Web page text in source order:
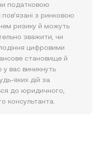
податковою
з ринковою
ризику й можуть
зважити, чи
цифровими
становище й
вас виникнуть
яких дій за
до юридичного,
консультанта.